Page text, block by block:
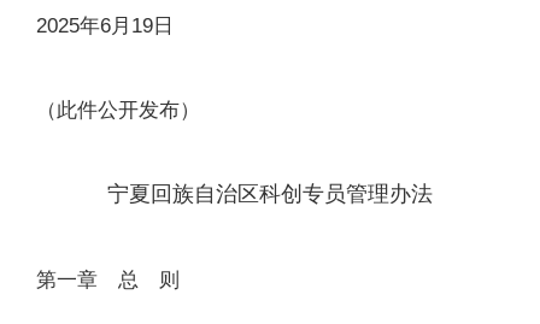
2025年6月19日
（此件公开发布）
宁夏回族自治区科创专员管理办法
第一章 总 则